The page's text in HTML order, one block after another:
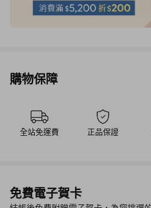
購物保障
全站免運費 正品保證
免費電子賀卡